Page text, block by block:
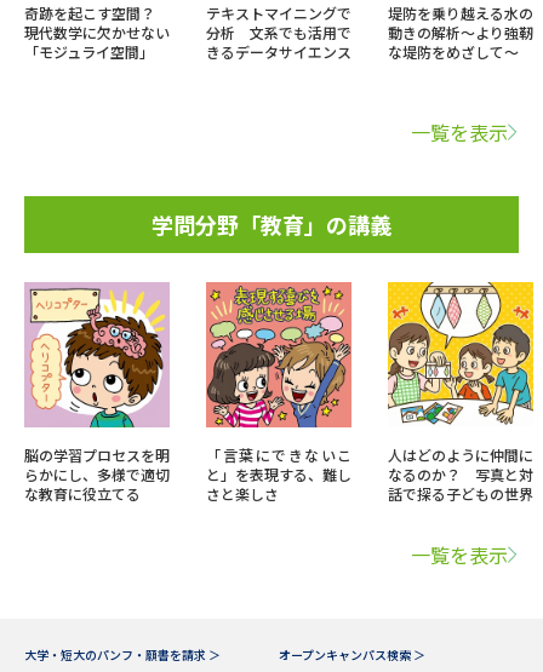
奇跡を起こす空間？
現代数学に欠かせない
「モジュライ空間」
テキストマイニングで
分析 文系でも活用で
きるデータサイエンス
堤防を乗り越える水の
動きの解析～より強靭
な堤防をめざして～
一覧を表示
学問分野「教育」の講義
脳の学習プロセスを明
らかにし、多様で適切
な教育に役立てる
「言葉にできないこ
と」を表現する、難し
さと楽しさ
人はどのように仲間に
なるのか？ 写真と対
話で探る子どもの世界
一覧を表示
大学・短大のパンフ・願書を請求 ＞
オープンキャンパス検索 ＞